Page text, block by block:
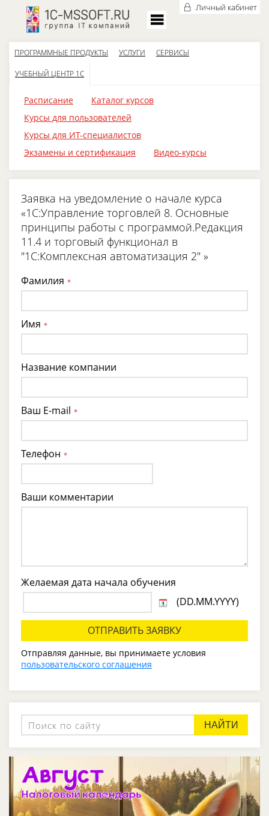
Личный кабинет
ПРОГРАММНЫЕ ПРОДУКТЫ УСЛУГИ СЕРВИСЫ
УЧЕБНЫЙ ЦЕНТР 1С
Расписание
Каталог курсов
Курсы для пользователей
Курсы для ИТ-специалистов
Экзамены и сертификация
Видео-курсы
Заявка на уведомление о начале курса
«1С:Управление торговлей 8. Основные
принципы работы с программой.Редакция
11.4 и торговый функционал в
"1С:Комплексная автоматизация 2" »
Фамилия *
Имя *
Название компании
Ваш E-mail *
Телефон *
Ваши комментарии
Желаемая дата начала обучения
(DD.MM.YYYY)
Отправляя данные, вы принимаете условия
пользовательского соглашения
НАЙТИ